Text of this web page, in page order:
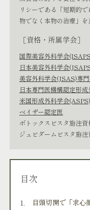
［資格・所属学会］
国際美容外科学会
日本美容外科学会
美容外科学会(JSAS)専
日本専門医機構認定形
米国形成外科学会
ベイザー認定医
ボトックスビスタ施注資
ジュビダームビスタ施注
リシーである「短期的
物でなく本物の治療」を
目次
目頭切開で「求心